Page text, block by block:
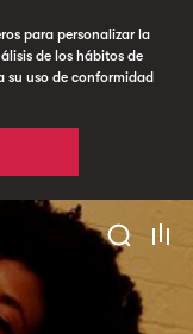
para personalizar la
de los hábitos de
uso de conformidad